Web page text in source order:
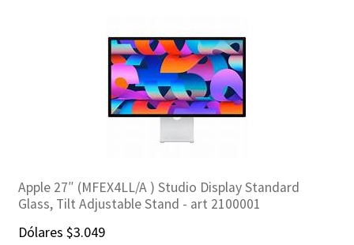
Apple 27″ (‎MFEX4LL/A ) Studio Display Standard
Glass, Tilt Adjustable Stand ‎- art 2100001
Dólares $3.049